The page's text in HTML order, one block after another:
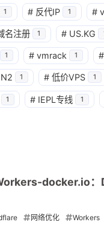
题，
里面
云朵
不
浅色
一直提示缺
变量，已经
一步一步设
3 天前
翻
，登录
，部
4 天前
1 # 反代IP 1 #
名注册 1 # US.KG
1 # vmrack 1 #
1 # 低价VPS 1
1 # IEPL专线 1
docker.io：
网络优化 Workers